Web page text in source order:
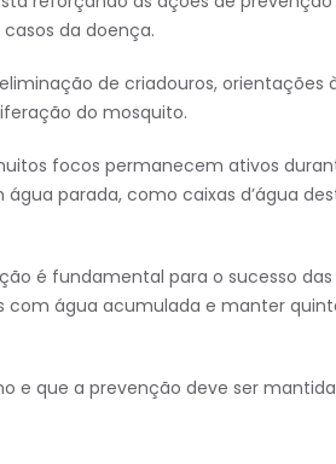
da doença.
de criadouros, orientações
do mosquito.
focos permanecem ativos
parada, como caixas d’água
é fundamental para o sucesso das
água acumulada e manter
e que a prevenção deve ser